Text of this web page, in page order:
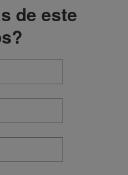
de este